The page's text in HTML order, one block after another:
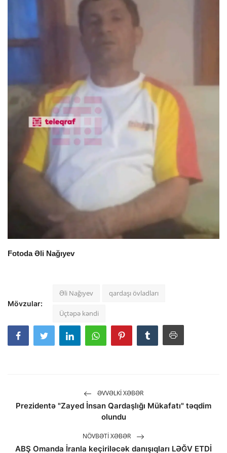
Fotoda Əli Nağıyev
Mövzular:
Əli Nağıyev qardaşı övladları
Üçtəpə kəndi
ƏVVƏLKI XƏBƏR
Prezidentə "Zayed İnsan Qardaşlığı Mükafatı" təqdim
olundu
NÖVBƏTI XƏBƏR
ABŞ Omanda İranla keçiriləcək danışıqları LƏĞV ETDİ